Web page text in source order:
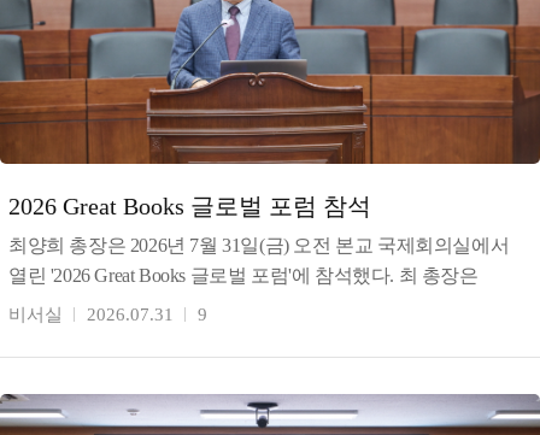
2026 Great Books 글로벌 포럼 참석
최양희 총장은 2026년 7월 31일(금) 오전 본교 국제회의실에서
열린 '2026 Great Books 글로벌 포럼'에 참석했다. 최 총장은
환영사를 통해 동서양 고전 인문학과
비서실 2026.07.31 9